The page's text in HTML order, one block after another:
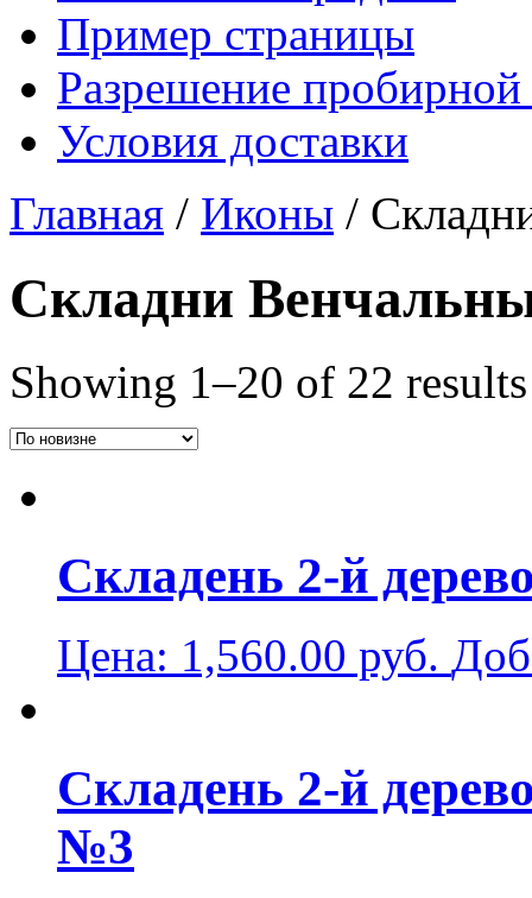
Пример страницы
Разрешение пробирной
Условия доставки
Главная / Иконы /
Складни
Showing 1–20 of 22 results
Складень 2-й
Цена: 1,560.00 руб.
Складень 2-й
№3